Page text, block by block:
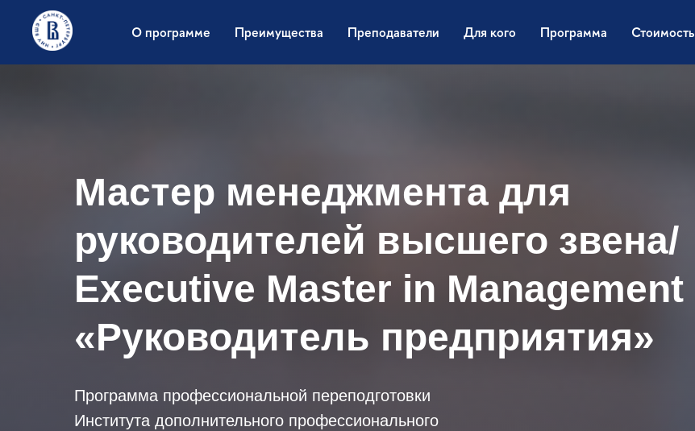
О программе Преимущества Преподаватели Для кого Программа Стоимость
Мастер менеджмента для
руководителей высшего звена/
Executive Master in Management
«Руководитель предприятия»
Программа профессиональной переподготовки
Института дополнительного профессионального